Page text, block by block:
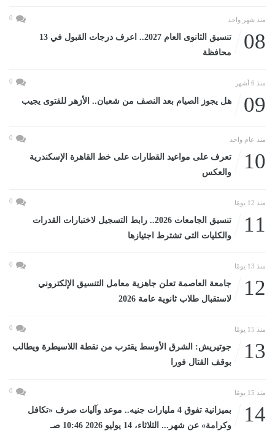
منذ شهر واحد 0
08
تنسيق الثانوى العام 2027.. اعرف درجات القبول في 13
محافظة
منذ 6 أشهر 0
09 هل يجوز الصيام بعد النصف من شعبان.. الأزهر للفتوى يجيب
منذ عام واحد 0
10
تعرف على مواعيد القطارات على خط القاهرة الإسكندرية
والعكس
منذ 12 يومًا 0
11
تنسيق الجامعات 2026.. رابط التسجيل لاختبارات القدرات
والكليات التى تشترط اجتيازها
منذ 13 يومًا 0
12
جامعة العاصمة تعلن جاهزية معامل التنسيق الإلكتروني
لاستقبال طلاب ثانوية عامة 2026
منذ 15 يومًا 0
13
جوتيريش: الشرق الأوسط يقترب من نقطة اللاسيطرة ويطالب
بوقف القتال فورا
منذ 15 يومًا 0
14
بميزانية تفوق 4 مليارات جنيه.. موعد وآليات صرف «تكافل
وكرامة» عن شهر... الثلاثاء، 14 يوليو 2026 10:46 صـ